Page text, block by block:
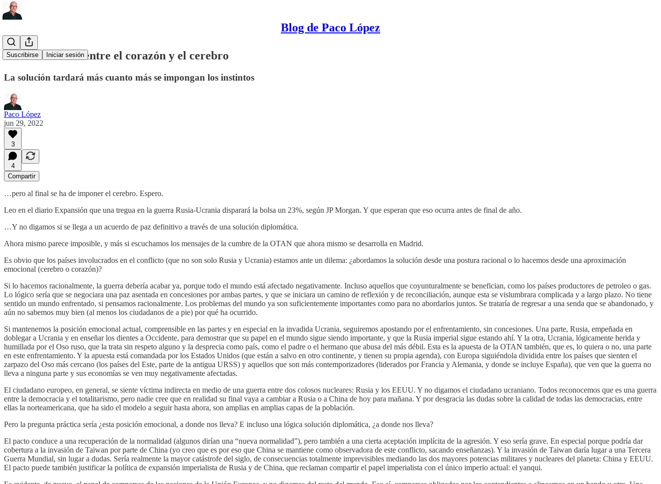
Blog de Paco López
Suscribirse Iniciar sesión
Ucrania-Rusia: entre el corazón y el cerebro
La solución tardará más cuanto más se impongan los instintos
Paco López
jun 29, 2022
3
4
Compartir
…pero al final se ha de imponer el cerebro. Espero.
Leo en el diario Expansión que una tregua en la guerra Rusia-Ucrania disparará la bolsa un 23%, según JP Morgan. Y que esperan que eso ocurra antes de final de año.
…Y no digamos si se llega a un acuerdo de paz definitivo a través de una solución diplomática.
Ahora mismo parece imposible, y más si escuchamos los mensajes de la cumbre de la OTAN que ahora mismo se desarrolla en Madrid.
Es obvio que los países involucrados en el conflicto (que no son solo Rusia y Ucrania) estamos ante un dilema: ¿abordamos la solución desde una postura racional o lo hacemos desde una aproximación
emocional (cerebro o corazón)?
Si lo hacemos racionalmente, la guerra debería acabar ya, porque todo el mundo está afectado negativamente. Incluso aquellos que coyunturalmente se benefician, como los países productores de petroleo o gas.
Lo lógico sería que se negociara una paz asentada en concesiones por ambas partes, y que se iniciara un camino de reflexión y de reconciliación, aunque esta se vislumbrara complicada y a largo plazo. No tiene
sentido un mundo enfrentado, si pensamos racionalmente. Los problemas del mundo ya son suficientemente importantes como para no abordarlos juntos. Se trataría de regresar a una senda que se abandonado, y
aún no sabemos muy bien (al menos los ciudadanos de a pie) por qué ha ocurrido.
Si mantenemos la posición emocional actual, comprensible en las partes y en especial en la invadida Ucrania, seguiremos apostando por el enfrentamiento, sin concesiones. Una parte, Rusia, empeñada en
doblegar a Ucrania y en enseñar los dientes a Occidente, para demostrar que su papel en el mundo sigue siendo importante, y que la Rusia imperial sigue estando ahí. Y la otra, Ucrania, lógicamente herida y
humillada por el Oso ruso, que la trata sin respeto alguno y la desprecia como país, como el padre o el hermano que abusa del más débil. Esta es la apuesta de la OTAN también, que es, lo quiera o no, una parte
en este enfrentamiento. Y la apuesta está comandada por los Estados Unidos (que están a salvo en otro continente, y tienen su propia agenda), con Europa siguiéndola dividida entre los países que sienten el
zarpazo del Oso más cercano (los países del Este, parte de la antigua URSS) y aquellos que son más contemporizadores (liderados por Francia y Alemania, y donde se incluye España), que ven que la guerra no
lleva a ninguna parte y sus economías se ven muy negativamente afectadas.
El ciudadano europeo, en general, se siente víctima indirecta en medio de una guerra entre dos colosos nucleares: Rusia y los EEUU. Y no digamos el ciudadano ucraniano. Todos reconocemos que es una guerra
entre la democracia y el totalitarismo, pero nadie cree que en realidad su final vaya a cambiar a Rusia o a China de hoy para mañana. Y por desgracia las dudas sobre la calidad de todas las democracias, entre
ellas la norteamericana, que ha sido el modelo a seguir hasta ahora, son amplias en amplias capas de la población.
Pero la pregunta práctica sería ¿esta posición emocional, a donde nos lleva? E incluso una lógica solución diplomática, ¿a donde nos lleva?
El pacto conduce a una recuperación de la normalidad (algunos dirían una “nueva normalidad”), pero también a una cierta aceptación implícita de la agresión. Y eso sería grave. En especial porque podría dar
cobertura a la invasión de Taiwan por parte de China (yo creo que es por eso que China se mantiene como observadora de este conflicto, sacando enseñanzas). Y la invasión de Taiwan daría lugar a una Tercera
Guerra Mundial, sin lugar a dudas. Sería realmente la mayor catástrofe del siglo, de consecuencias totalmente imprevisibles mediando las dos mayores potencias militares y nucleares del planeta: China y EEUU.
El pacto puede también justificar la política de expansión imperialista de Rusia y de China, que reclaman compartir el papel imperialista con el único imperio actual: el yanqui.